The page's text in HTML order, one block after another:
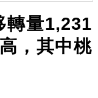
轉量1,231
，其中桃